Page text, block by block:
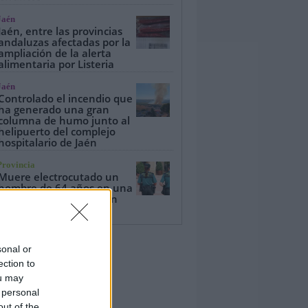
or
to
may
entre las provincias
afectadas por la
de la alerta
por Listeria
el incendio que
generado una gran
de humo junto al
del complejo
de Jaén
electrocutado un
de 64 años en una
torre eléctrica en Bailén